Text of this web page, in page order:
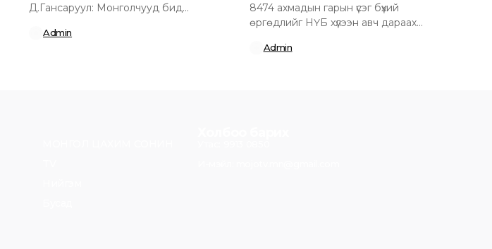
Д.Гансаруул: Монголчууд бид
дуусахаас 11...
Admin
8474 ахмадын гарын үсэг бүхий
өргөдлийг НҮБ хүлээн авч дараах
Admin